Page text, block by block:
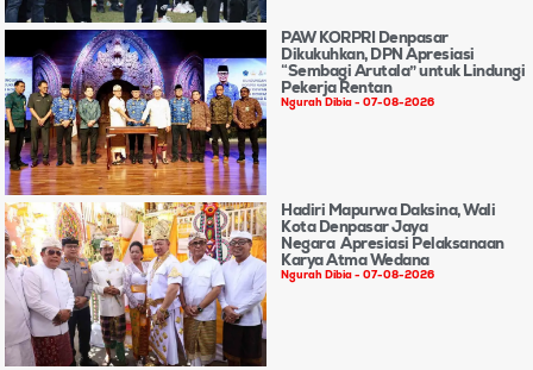
PAW KORPRI Denpasar
Dikukuhkan, DPN Apresiasi
“Sembagi Arutala” untuk Lindungi
Pekerja Rentan
Ngurah Dibia 07-08-2026
Hadiri Mapurwa Daksina, Wali
Kota Denpasar Jaya
Negara Apresiasi Pelaksanaan
Karya Atma Wedana
Ngurah Dibia 07-08-2026